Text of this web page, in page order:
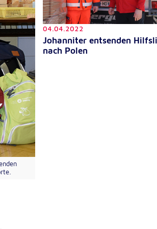
04.04.2022
Johanniter entsenden
nach Polen